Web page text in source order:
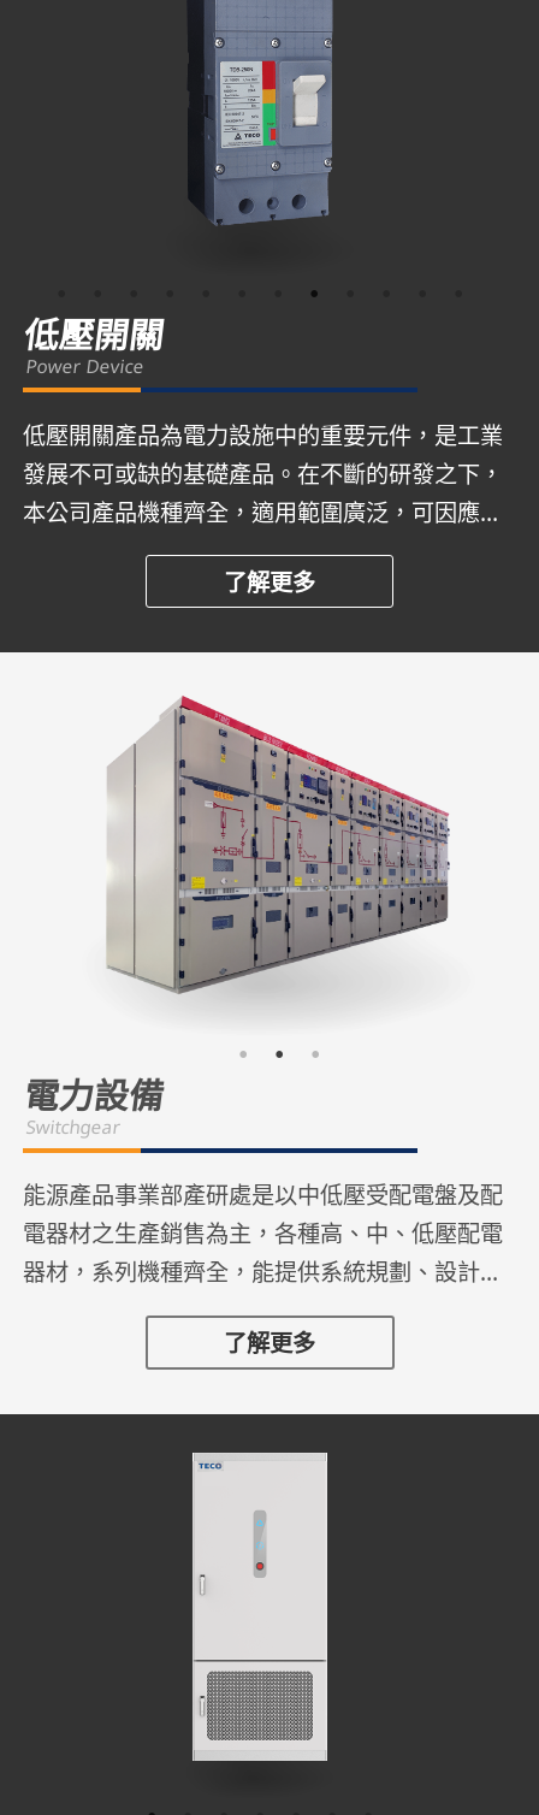
低壓開關
Power Device
低壓開關產品為電力設施中的重要元件，是工業
發展不可或缺的基礎產品。在不斷的研發之下，
本公司產品機種齊全，適用範圍廣泛，可因應客
戶彈性的選擇。低壓開關系列產品，具有卓越電
氣特性、動作正確靈敏、衝擊低、壽命長、安全
了解更多
電力設備
Switchgear
能源產品事業部產研處是以中低壓受配電盤及配
電器材之生產銷售為主，各種高、中、低壓配電
器材，系列機種齊全，能提供系統規劃、設計，
一直到生產、製造、施工及維護等完整的銷售前
售後服務。 高低壓受配電盤及控制設備，係針對
除了具有最美觀的外型之外，更具有高品質、高
信賴度等之最佳服務等特點，深受廣大用戶的喜
了解更多